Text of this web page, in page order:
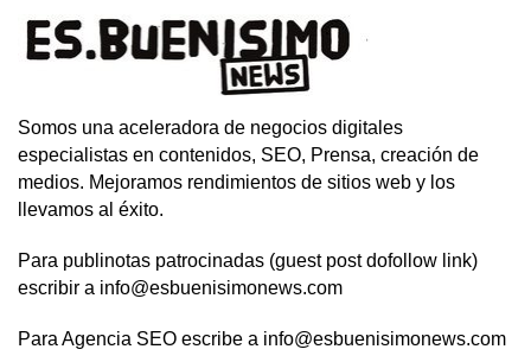
Somos una aceleradora de negocios digitales
especialistas en contenidos, SEO, Prensa, creación de
medios. Mejoramos rendimientos de sitios web y los
llevamos al éxito.
Para publinotas patrocinadas (guest post dofollow link)
escribir a info@esbuenisimonews.com
Para Agencia SEO escribe a info@esbuenisimonews.com